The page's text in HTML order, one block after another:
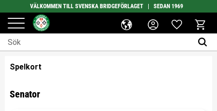
Meny
VÄLKOMMEN TILL SVENSKA BRIDGEFÖRLAGET | SEDAN 1969
Favoriter
Spelkort
Senator